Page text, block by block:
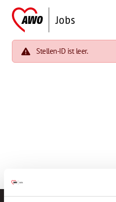
Stellen-ID ist leer.